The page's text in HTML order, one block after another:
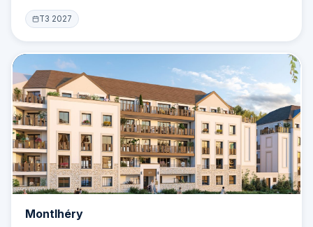
T3 2027
Offre 9 lots
Montlhéry